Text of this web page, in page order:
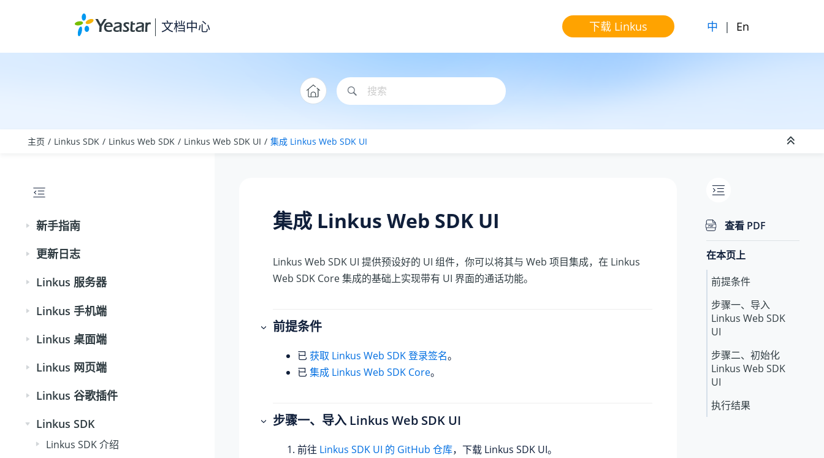
文档中心 下载 Linkus 中 | En
主页 Linkus SDK Linkus Web SDK Linkus Web SDK UI 集成 Linkus Web SDK UI
新手指南
更新日志
Linkus 服务器
Linkus 手机端
Linkus 桌面端
Linkus 网页端
Linkus 谷歌插件
Linkus SDK
Linkus SDK 介绍
集成 Linkus Web SDK UI
Linkus Web SDK UI 提供预设好的 UI 组件，你可以将其与 Web 项目集成，在 Linkus
Web SDK Core 集成的基础上实现带有 UI 界面的通话功能。
前提条件
已获取 Linkus Web SDK 登录签名。
已集成 Linkus Web SDK Core。
步骤一、导入 Linkus Web SDK UI
前往 Linkus SDK UI 的 GitHub 仓库，下载 Linkus SDK UI。
查看 PDF
在本页上
前提条件
步骤一、导入
Linkus Web SDK
UI
步骤二、初始化
Linkus Web SDK
UI
执行结果